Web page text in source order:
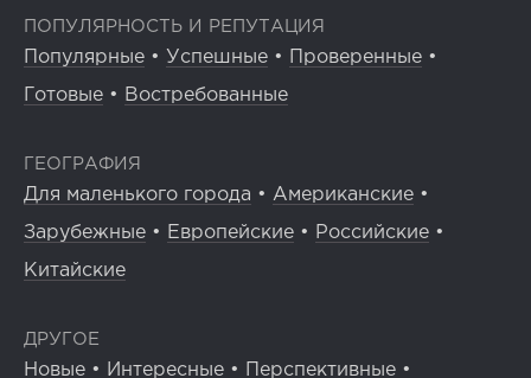
ПОПУЛЯРНОСТЬ И РЕПУТАЦИЯ
Популярные • Успешные • Проверенные •
Готовые • Востребованные
ГЕОГРАФИЯ
Для маленького города • Американские •
Зарубежные • Европейские • Российские •
Китайские
ДРУГОЕ
Новые • Интересные • Перспективные •